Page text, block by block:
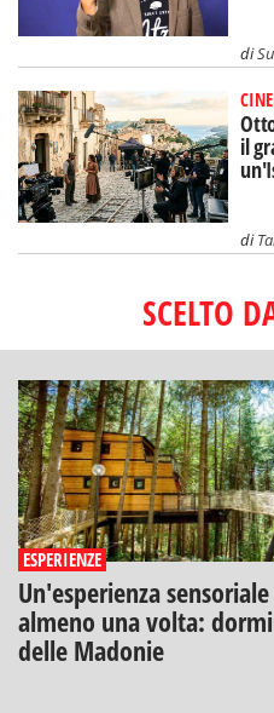
di
il
di
SCELTO
ESPERIENZE
Un'esperienza
almeno una volta:
delle Madonie